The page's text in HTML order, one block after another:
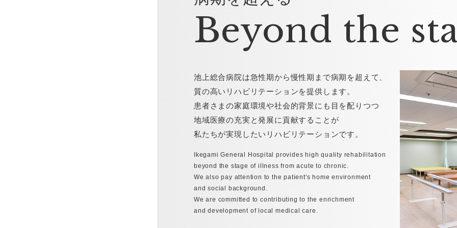
Beyond the
池上総合病院は急性期から慢性期まで病期を超えて、
質の高いリハビリテーションを提供します。
患者さまの家庭環境や社会的背景にも目を配りつつ
地域医療の充実と発展に貢献することが
私たちが実現したいリハビリテーションです。
Ikegami General Hospital provides high quality rehabilitation
beyond the stage of illness from acute to chronic.
We also pay attention to the patient's home environment
and social background.
We are committed to contributing to the enrichment
and development of local medical care.